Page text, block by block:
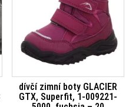
dívčí zimní boty GLACIER
GTX, Superfit, 1-009221-